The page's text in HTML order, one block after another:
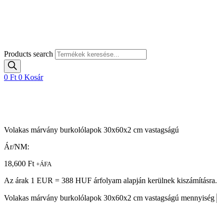
Products search
0 Ft 0 Kosár
Volakas márvány burkolólapok 30x60x2 cm vastagságú
Ár/NM:
18,600 Ft +ÁFA
Az árak 1 EUR = 388 HUF árfolyam alapján kerülnek kiszámításra.
Volakas márvány burkolólapok 30x60x2 cm vastagságú mennyiség